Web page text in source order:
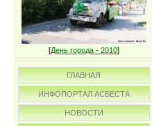
[День города - 2010]
ГЛАВНАЯ
ИНФОПОРТАЛ АСБЕСТА
НОВОСТИ